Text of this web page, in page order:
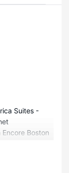
Suites -
Boston
Harbor.